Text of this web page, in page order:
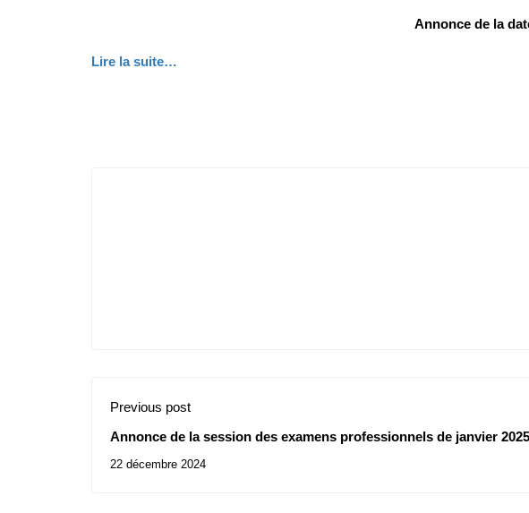
Annonce de la
Lire la suite…
Previous post
Annonce de la session des examens professionnels de janvier 2025
22 décembre 2024